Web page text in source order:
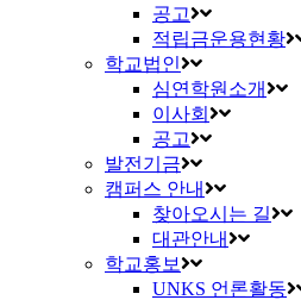
공고
적립금운용현황
학교법인
심연학원소개
이사회
공고
발전기금
캠퍼스 안내
찾아오시는 길
대관안내
학교홍보
UNKS 언론활동